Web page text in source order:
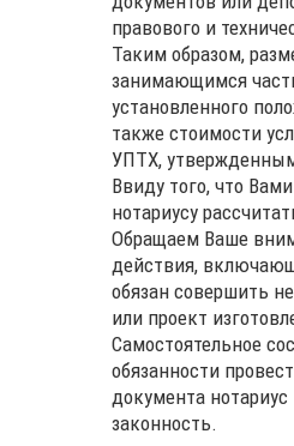
правового и
Таким образом,
занимающимся
установленного
также стоимости
УПТХ,
Ввиду того, что
нотариусу
Обращаем Ваше
действия,
обязан совершить
или проект
Самостоятельное
обязанности
документа
законность.